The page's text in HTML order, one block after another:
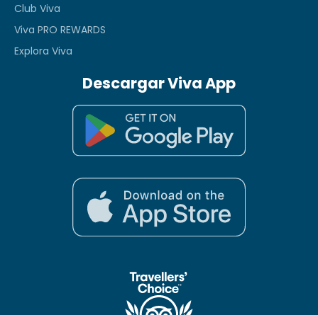
Club Viva
Viva PRO REWARDS
Explora Viva
Descargar Viva App